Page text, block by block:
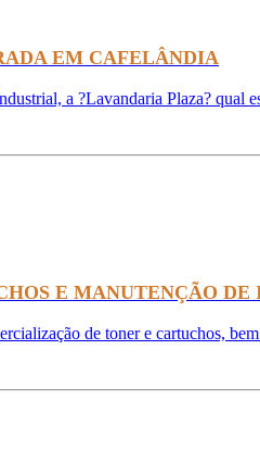
EM CAFELÂNDIA
a ?Lavandaria Plaza? qual
E MANUTENÇÃO
de toner e cartuchos,